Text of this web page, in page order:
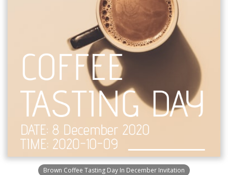
Brown Coffee Tasting Day In December Invitation